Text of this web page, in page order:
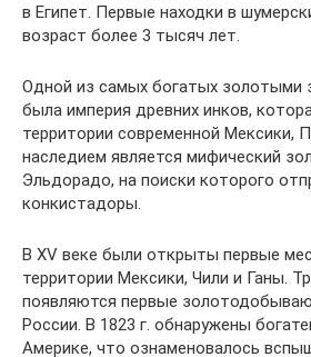
в Египет. Первые находки в
возраст более 3 тысяч лет.
Одной из самых богатых золотыми
была империя древних инков,
территории современной Мексики,
наследием является мифический
Эльдорадо, на поиски которого
конкистадоры.
В XV веке были открыты первые
территории Мексики, Чили и Ганы.
появляются первые
России. В 1823 г. обнаружены
Америке, что ознаменовалось